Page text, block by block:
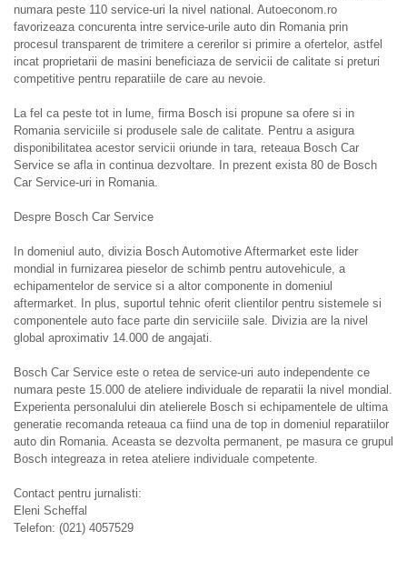
numara peste 110 service-uri la nivel national. Autoeconom.ro
favorizeaza concurenta intre service-urile auto din Romania prin
procesul transparent de trimitere a cererilor si primire a ofertelor, astfel
incat proprietarii de masini beneficiaza de servicii de calitate si preturi
competitive pentru reparatiile de care au nevoie.
La fel ca peste tot in lume, firma Bosch isi propune sa ofere si in
Romania serviciile si produsele sale de calitate. Pentru a asigura
disponibilitatea acestor servicii oriunde in tara, reteaua Bosch Car
Service se afla in continua dezvoltare. In prezent exista 80 de Bosch
Car Service-uri in Romania.
Despre Bosch Car Service
In domeniul auto, divizia Bosch Automotive Aftermarket este lider
mondial in furnizarea pieselor de schimb pentru autovehicule, a
echipamentelor de service si a altor componente in domeniul
aftermarket. In plus, suportul tehnic oferit clientilor pentru sistemele si
componentele auto face parte din serviciile sale. Divizia are la nivel
global aproximativ 14.000 de angajati.
Bosch Car Service este o retea de service-uri auto independente ce
numara peste 15.000 de ateliere individuale de reparatii la nivel mondial.
Experienta personalului din atelierele Bosch si echipamentele de ultima
generatie recomanda reteaua ca fiind una de top in domeniul reparatiilor
auto din Romania. Aceasta se dezvolta permanent, pe masura ce grupul
Bosch integreaza in retea ateliere individuale competente.
Contact pentru jurnalisti:
Eleni Scheffal
Telefon: (021) 4057529